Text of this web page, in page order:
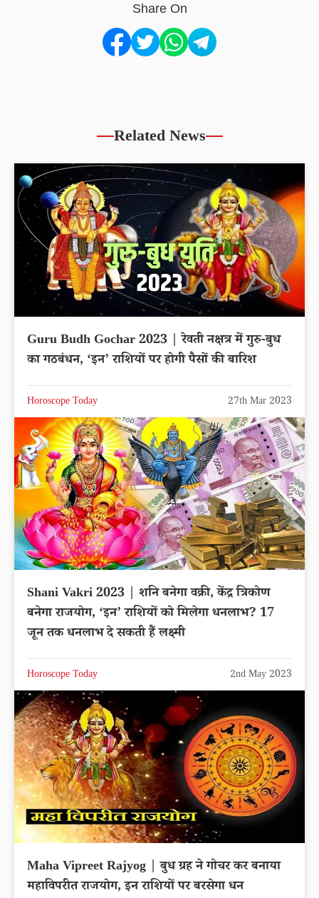
Share On
Related News
Guru Budh Gochar 2023 | रेवती नक्षत्र में गुरु-बुध
का गठबंधन, ‘इन’ राशियों पर होगी पैसों की बारिश
Horoscope Today 27th Mar 2023
Shani Vakri 2023 | शनि बनेगा वक्री, केंद्र त्रिकोण
बनेगा राजयोग, ‘इन’ राशियों को मिलेगा धनलाभ? 17
जून तक धनलाभ दे सकती हैं लक्ष्मी
Horoscope Today 2nd May 2023
Maha Vipreet Rajyog | बुध ग्रह ने गोचर कर बनाया
महाविपरीत राजयोग, इन राशियों पर बरसेगा धन